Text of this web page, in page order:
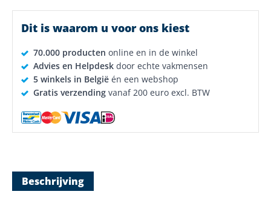
Dit is waarom u voor ons kiest
70.000 producten online en in de winkel
Advies en Helpdesk door echte vakmensen
5 winkels in België én een webshop
Gratis verzending vanaf 200 euro excl. BTW
Beschrijving